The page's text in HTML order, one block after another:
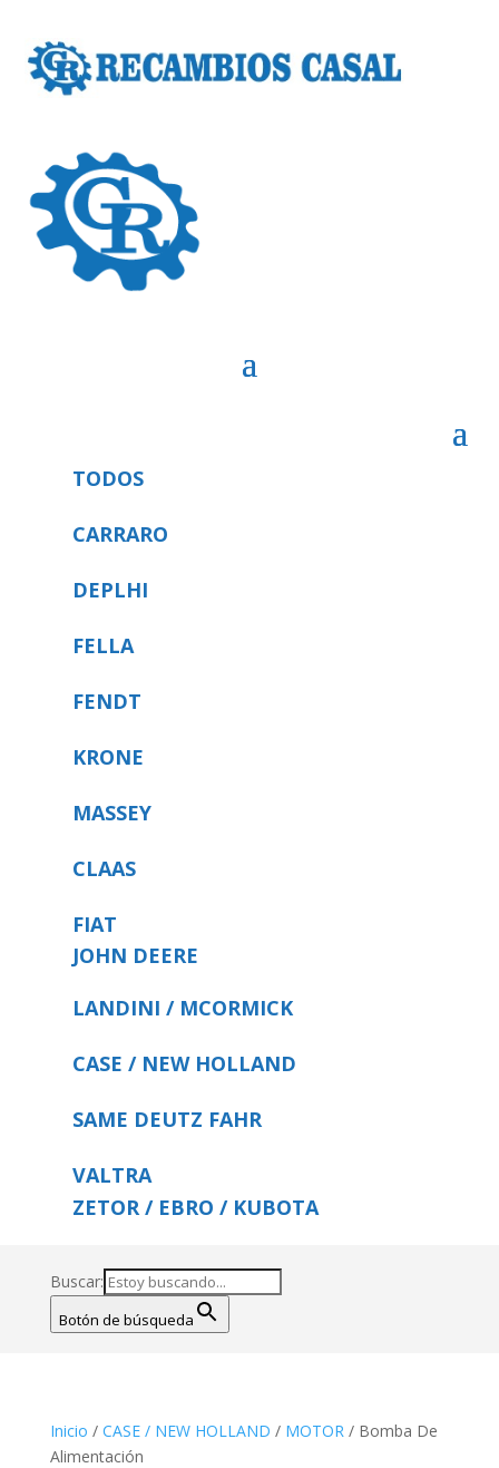
TODOS
CARRARO
DEPLHI
FELLA
FENDT
KRONE
MASSEY
CLAAS
FIAT
JOHN DEERE
LANDINI / MCORMICK
CASE / NEW HOLLAND
SAME DEUTZ FAHR
VALTRA
ZETOR / EBRO / KUBOTA
Buscar:
Botón de búsqueda
Inicio / CASE / NEW HOLLAND / MOTOR/ Bomba De
Alimentación